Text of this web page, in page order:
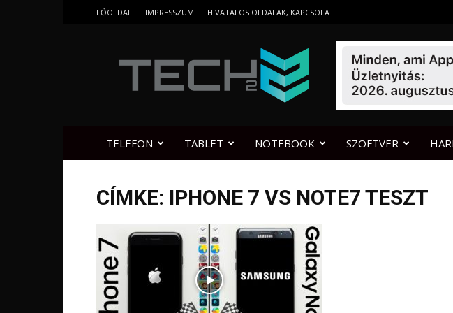
FŐOLDAL IMPRESSZUM HIVATALOS OLDALAK, KAPCSOLAT
TELEFON TABLET NOTEBOOK SZOFTVER
CÍMKE: IPHONE 7 VS NOTE7 TESZT